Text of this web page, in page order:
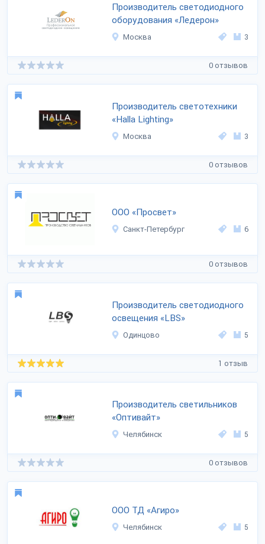
Производитель светодиодного
оборудования «Ледерон»
Москва 3
0 отзывов
Производитель светотехники
«Halla Lighting»
Москва 3
0 отзывов
ООО «Просвет»
Санкт-Петербург 6
0 отзывов
Производитель светодиодного
освещения «LBS»
Одинцово 5
1 отзыв
Производитель светильников
«Оптивайт»
Челябинск 5
0 отзывов
ООО ТД «Агиро»
Челябинск 5